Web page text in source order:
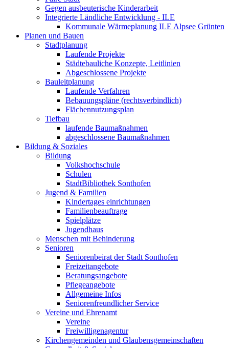
Gegen ausbeuterische Kinderarbeit
Integrierte Ländliche Entwicklung - ILE
Kommunale Wärmeplanung ILE Alpsee Grünten
Planen und Bauen
Stadtplanung
Laufende Projekte
Städtebauliche Konzepte, Leitlinien
Abgeschlossene Projekte
Bauleitplanung
Laufende Verfahren
Bebauungspläne (rechtsverbindlich)
Flächennutzungsplan
Tiefbau
laufende Baumaßnahmen
abgeschlossene Baumaßnahmen
Bildung & Soziales
Bildung
Volkshochschule
Schulen
StadtBibliothek Sonthofen
Jugend & Familien
Kindertages einrichtungen
Familienbeauftrage
Spielplätze
Jugendhaus
Menschen mit Behinderung
Senioren
Seniorenbeirat der Stadt Sonthofen
Freizeitangebote
Beratungsangebote
Pflegeangebote
Allgemeine Infos
Seniorenfreundlicher Service
Vereine und Ehrenamt
Vereine
Freiwilligenagentur
Kirchengemeinden und Glaubensgemeinschaften